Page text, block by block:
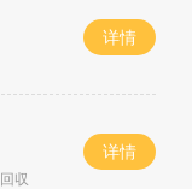
详情
収
详情